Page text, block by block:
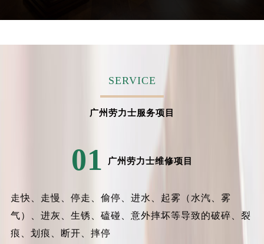
SERVICE
广州劳力士服务项目
01 广州劳力士维修项目
走快、走慢、停走、偷停、进水、起雾（水汽、雾
气）、进灰、生锈、磕碰、意外摔坏等导致的破碎、裂
痕、划痕、断开、摔停